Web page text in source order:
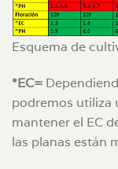
Esquema de
*EC=
podremos utiliza
mantener el EC
las planas están